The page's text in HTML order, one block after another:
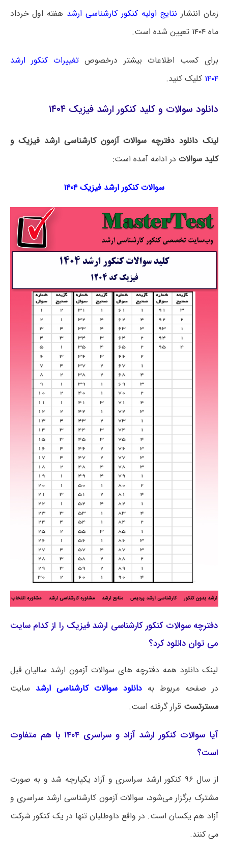
زمان انتشار نتایج اولیه کنکور کارشناسی ارشد هفته اول خرداد
ماه ۱۴۰۴ تعیین شده است.
برای کسب اطلاعات بیشتر درخصوص تغییرات کنکور ارشد
۱۴۰۴ کلیک کنید.
دانلود سوالات و کلید کنکور ارشد فیزیک ۱۴۰۴
لینک دانلود دفترچه سوالات آزمون کارشناسی ارشد فیزیک و
کلید سوالات در ادامه آمده است:
سوالات کنکور ارشد فیزیک ۱۴۰۴
دفترچه سوالات کنکور کارشناسی ارشد فیزیک را از کدام سایت
می توان دانلود کرد؟
لینک دانلود همه دفترچه های سوالات آزمون ارشد سالیان قبل
در صفحه مربوط بهدانلود سوالات کارشناسی ارشد سایت
مسترتست قرار گرفته است.
آیا سوالات کنکور ارشد آزاد و سراسری ۱۴۰۴ با هم متفاوت
است؟
از سال ۹۶ کنکور ارشد سراسری و آزاد یکپارچه شد و به صورت
مشترک برگزار می‌شود، سوالات آزمون کارشناسی ارشد سراسری و
آزاد هم یکسان است. در واقع داوطلبان تنها در یک کنکور شرکت
می کنند.